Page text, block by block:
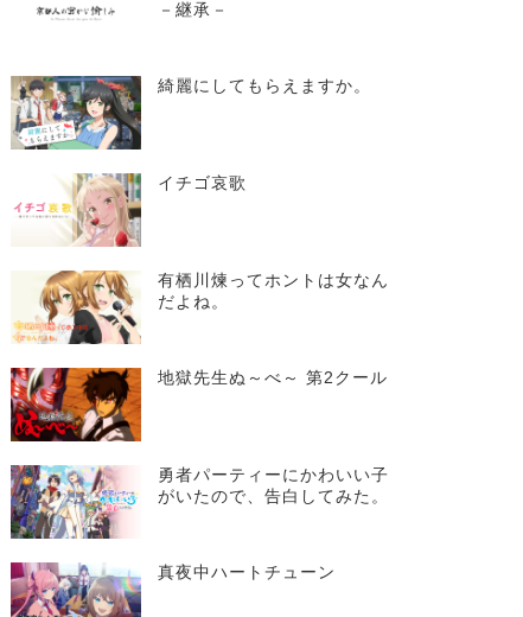
－継承－
綺麗にしてもらえますか。
イチゴ哀歌
有栖川煉ってホントは女なん
だよね。
地獄先生ぬ～べ～ 第2クール
勇者パーティーにかわいい子
がいたので、告白してみた。
真夜中ハートチューン